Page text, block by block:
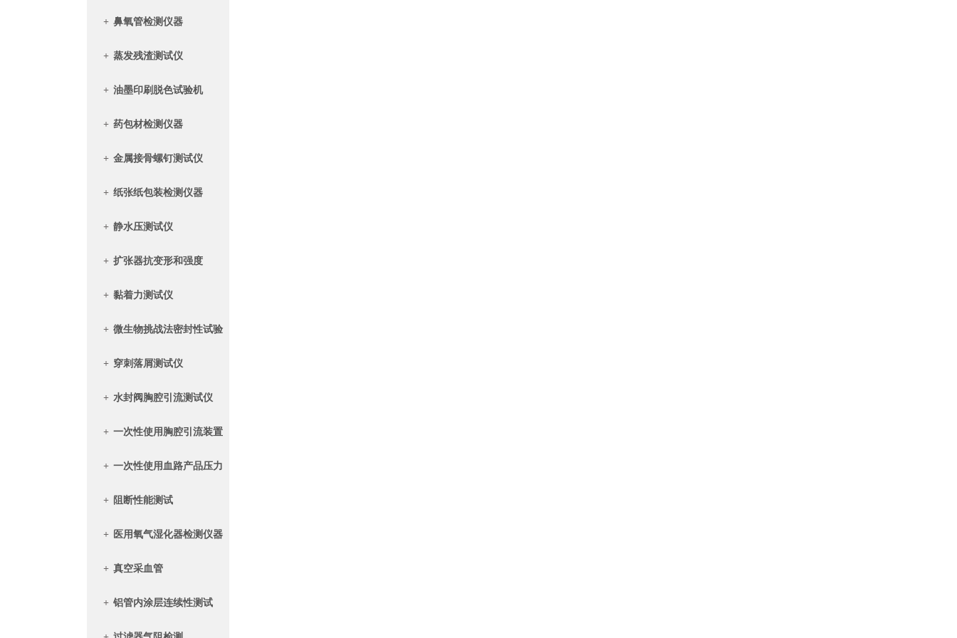
+ 鼻氧管检测仪器
+ 蒸发残渣测试仪
+ 油墨印刷脱色试验机
+ 药包材检测仪器
+ 金属接骨螺钉测试仪
+ 纸张纸包装检测仪器
+ 静水压测试仪
+ 扩张器抗变形和强度
+ 黏着力测试仪
+ 微生物挑战法密封性试验
仪
+ 穿刺落屑测试仪
+ 水封阀胸腔引流测试仪
+ 一次性使用胸腔引流装置
+ 一次性使用血路产品压力
传递性能测试
+ 阻断性能测试
+ 医用氧气湿化器检测仪器
+ 真空采血管
+ 铝管内涂层连续性测试